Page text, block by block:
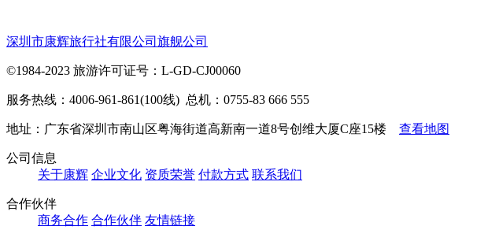
深圳市康辉旅行社有限公司旗舰公司
©1984-2023 旅游许可证号：L-GD-CJ00060
服务热线：4006-961-861(100线) 总机：0755-83 666 555
地址：广东省深圳市南山区粤海街道高新南一道8号创维大厦C座15楼 查看地图
公司信息
关于康辉 企业文化 资质荣誉 付款方式 联系我们
合作伙伴
商务合作 合作伙伴 友情链接